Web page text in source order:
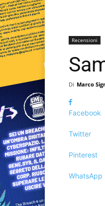
Recensioni
Di Marco
Facebook
Twitter
Pinterest
WhatsApp